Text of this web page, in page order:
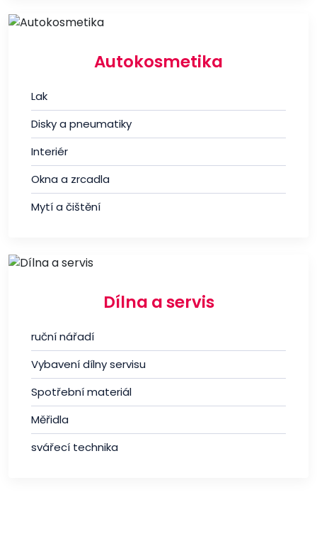
Autokosmetika
Lak
Disky a pneumatiky
Interiér
Okna a zrcadla
Mytí a čištění
Dílna a servis
ruční nářadí
Vybavení dílny servisu
Spotřební materiál
Měřidla
svářecí technika